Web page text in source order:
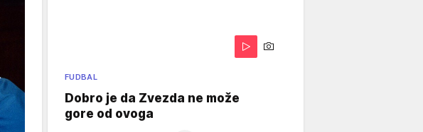
FUDBAL
Dobro je da Zvezda ne može
gore od ovoga